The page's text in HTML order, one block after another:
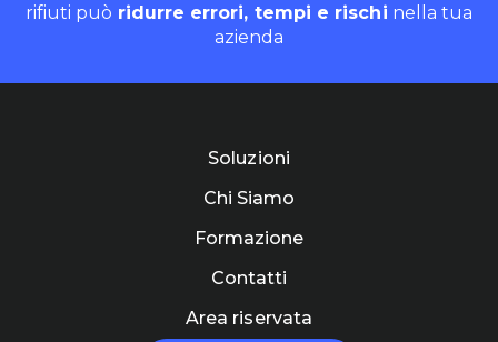
rifiuti può ridurre errori, tempi e rischi nella tua
azienda
Soluzioni
Chi Siamo
Formazione
Contatti
Area riservata